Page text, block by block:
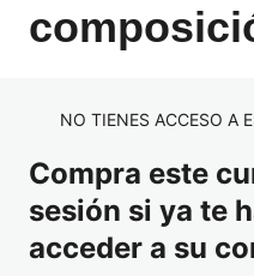
Recursos
Sujeto y fondo.
Orientación.
Equilibrio y simetría.
Regla de los tercios,
NO TIENES ACCESO A
Compra este
sesión si ya te
acceder a su